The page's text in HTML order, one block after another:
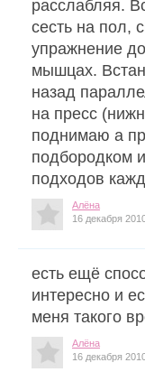
расслабляя.
сесть на пол,
упражнение
мышцах.
назад
на пресс
поднимаю а
подбородком
подходов
Алёна
16 декабря
есть ещё
интересно и
меня такого
Алёна
16 декабря